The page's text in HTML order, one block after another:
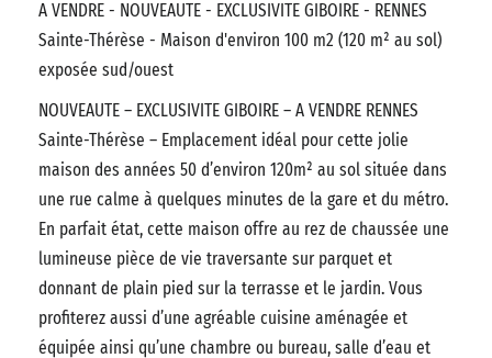
A VENDRE - NOUVEAUTE - EXCLUSIVITE GIBOIRE - RENNES
Sainte-Thérèse - Maison d'environ 100 m2 (120 m² au sol)
exposée sud/ouest
NOUVEAUTE – EXCLUSIVITE GIBOIRE – A VENDRE RENNES
Sainte-Thérèse – Emplacement idéal pour cette jolie
maison des années 50 d’environ 120m² au sol située dans
une rue calme à quelques minutes de la gare et du métro.
En parfait état, cette maison offre au rez de chaussée une
lumineuse pièce de vie traversante sur parquet et
donnant de plain pied sur la terrasse et le jardin. Vous
profiterez aussi d’une agréable cuisine aménagée et
équipée ainsi qu’une chambre ou bureau, salle d’eau et